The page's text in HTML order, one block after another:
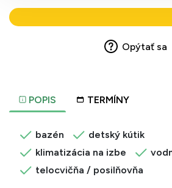
POPIS TERMÍNY
bazén
detský kútik
klimatizácia na izbe
telocvičňa / posilňovňa
Opýtať sa